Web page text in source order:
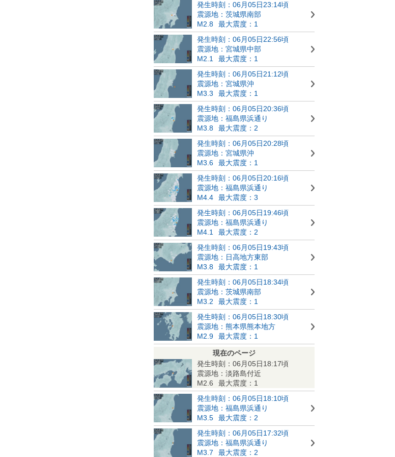
発生時刻：06月05日23:14頃
震源地：茨城県南部
M2.8
最大震度：1
発生時刻：06月05日22:56頃
震源地：宮城県中部
M2.1
最大震度：1
発生時刻：06月05日21:12頃
震源地：宮城県沖
M3.3
最大震度：1
発生時刻：06月05日20:36頃
震源地：福島県浜通り
M3.8
最大震度：2
発生時刻：06月05日20:28頃
震源地：宮城県沖
M3.6
最大震度：1
発生時刻：06月05日20:16頃
震源地：福島県浜通り
M4.4
最大震度：3
発生時刻：06月05日19:46頃
震源地：福島県浜通り
M4.1
最大震度：2
発生時刻：06月05日19:43頃
震源地：日高地方東部
M3.8
最大震度：1
発生時刻：06月05日18:34頃
震源地：茨城県南部
M3.2
最大震度：1
発生時刻：06月05日18:30頃
震源地：熊本県熊本地方
M2.9
最大震度：1
現在のページ
発生時刻：06月05日18:17頃
震源地：淡路島付近
M2.6
最大震度：1
発生時刻：06月05日18:10頃
震源地：福島県浜通り
M3.5
最大震度：2
発生時刻：06月05日17:32頃
震源地：福島県浜通り
M3.7
最大震度：2